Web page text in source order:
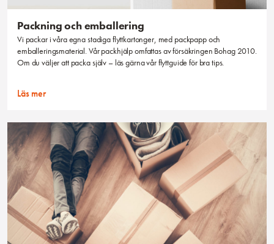
Packning och emballering
Vi packar i våra egna stadiga flyttkartonger, med packpapp och
emballeringsmaterial. Vår packhjälp omfattas av försäkringen Bohag 2010.
Om du väljer att packa själv – läs gärna vår flyttguide för bra tips.
Läs mer